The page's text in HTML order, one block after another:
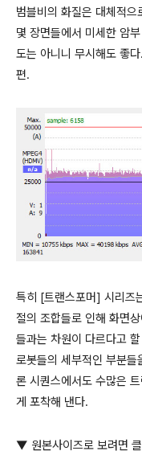
범블비의 화질은 대체적
몇 장면들에서 미세한 암
도는 아니니 무시해도 좋
편.
특히 [트랜스포머] 시리즈
절의 조합들로 인해 화면
들과는 차원이 다르다고
로봇들의 세부적인 부분
론 시퀀스에서도 수많은
게 포착해 낸다.
▼ 원본사이즈로 보려면